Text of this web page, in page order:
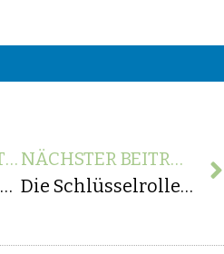
VORHERIGER BEITRAG
Komplexität vs. Einfachheit: Die perfekte Balance in B2B und B2C UX/UI-Design
NÄCHSTER BEITRAG
Die Schlüsselrolle einer App-Agentur in der digitalen Transformation von Unternehmen